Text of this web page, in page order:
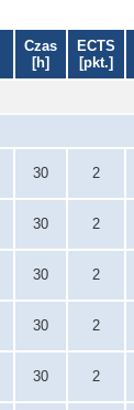
Czas
[h]
ECTS
[pkt.]
30 2
30 2
30 2
30 2
30 2